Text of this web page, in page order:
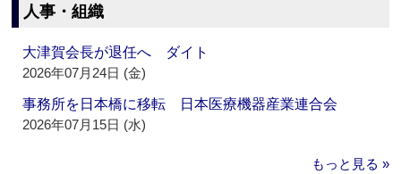
人事・組織
大津賀会長が退任へ ダイト
2026年07月24日 (金)
事務所を日本橋に移転 日本医療機器産業連合会
2026年07月15日 (水)
もっと見る »